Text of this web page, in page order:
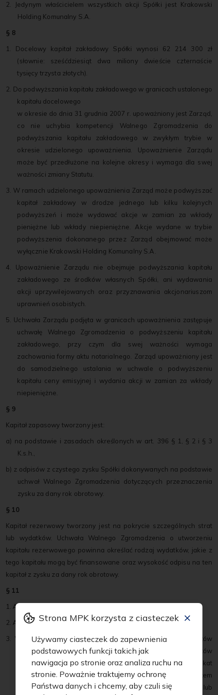
2. Jedynym właścicielem wszystkich akcji Spółki jest Krakowski
Holding Komunalny S.A.
§ 8
1. Docelowy kapitał zakładowy Spółki wynosi 62 214 300 zł
(słownie: sześćdziesiąt dwa miliony dwieście czternaście
tysięcy trzysta złotych).
2. Do podwyższania kapitału zakładowego w granicach ustalonego
kapitału docelowego
w okresie do dnia 31 grudnia 2007 r. upoważniony jest Zarząd,
co nie uchybia kompetencji Walnego Zgromadzenia do
podwyższania kapitału zakładowego w zwykłym trybie w
okresie udzielonego upoważnienia. Upoważnienie Zarządu
może być przedłużone na kolejne okresy i wymaga dla swej
ważności zmiany Statutu.
3. W ramach udzielonego upoważnienia Zarząd może podwyższać
kapitał zakładowy w drodze jednego lub kilku kolejnych
podwyższeń i może wydawać akcje w zamian za wkłady
pieniężne lub wkłady niepieniężne. Akcje wydane w trybie
podwyższenia dokonanego przez Zarząd obejmować może
wyłącznie Krakowski Holding Komunalny S.A.
4. Upoważnienie Zarządu nie obejmuje podwyższania kapitału
zakładowego ze środków własnych Spółki, ani wydawania
akcji uprzywilejowanych oraz przyznawania akcjonariuszom
uprawnień osobistych.
5. Uchwała Zarządu podjęta w granicach upoważnienia zastępuje
uchwałę Walnego Zgromadzenia o podwyższeniu kapitału
zakładowego, przy czym dla swej ważności wymaga
zachowania formy aktu notarialnego. Zarząd upoważniony jest
do samodzielnego ustalania w uchwale o podwyższeniu
kapitału ceny emisyjnej i wydania akcji w zamian za wkłady
niepieniężne.
§ 9
Kapitał zapasowy tworzony jest:
a) na podstawie i zasadach określonych w art. 396 § 1, § 2 i § 3
K.s.h.,
b) z odpisów z czystego zysku Spółki dokonywanych na podstawie
uchwał Walnego Zgromadzenia dotyczących przeznaczenia
zysku za dany rok obrotowy.
§ 10
Kapitał rezerwowy tworzony jest na pokrycie szczególnych strat
lub wydatków. Uchwała Walnego Zgromadzenia o utworzeniu
kapitału rezerwowego powinna określać rodzaj wydatków, jakie z
tego kapitału mogą być finansowane oraz wysokość odpisu na ten
kapitał z zysku za dany rok obrotowy.
§ 11
1. Akcje Spółki są akcjami imiennymi lub akcjami na okaziciela.
2. Akcje mogą być wydawane w odcinkach zbiorowych.
3. W przypadku znacznego uszkodzenia lub utraty dokumentów
akcji, świadectw tymczasowych lub innych dokumentów
wydanych przez Spółkę, Spółka wydaje uprawnionemu duplikat
zniszczonych lub utraconych dokumentów, za zwrotem
kosztów jego sporządzenia, po umorzeniu zniszczonego lub
Strona MPK korzysta z ciasteczek
Używamy ciasteczek do zapewnienia
podstawowych funkcji takich jak
nawigacja po stronie oraz analiza ruchu na
stronie. Poważnie traktujemy ochronę
Państwa danych i chcemy, aby czuli się